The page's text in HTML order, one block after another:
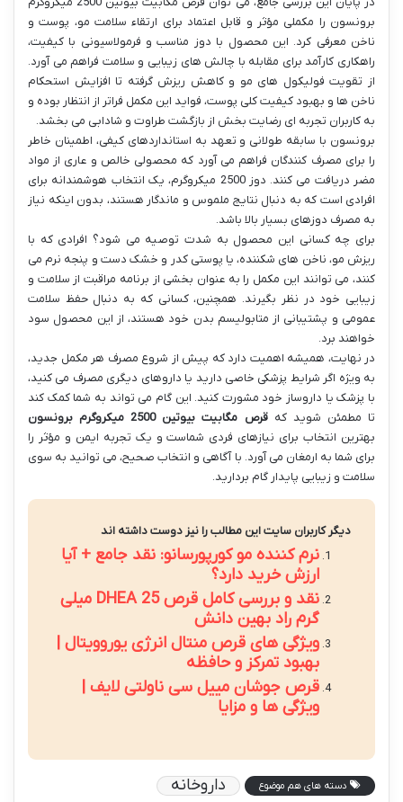
برونسون را مکملی مؤثر و قابل اعتماد برای ارتقاء سلامت مو، پوست و
ناخن معرفی کرد. این محصول با دوز مناسب و فرمولاسیونی با کیفیت،
راهکاری کارآمد برای مقابله با چالش های زیبایی و سلامت فراهم می آورد.
از تقویت فولیکول های مو و کاهش ریزش گرفته تا افزایش استحکام
ناخن ها و بهبود کیفیت کلی پوست، فواید این مکمل فراتر از انتظار بوده و
به کاربران تجربه ای رضایت بخش از بازگشت طراوت و شادابی می بخشد.
برونسون با سابقه طولانی و تعهد به استانداردهای کیفی، اطمینان خاطر
را برای مصرف کنندگان فراهم می آورد که محصولی خالص و عاری از مواد
مضر دریافت می کنند. دوز 2500 میکروگرم، یک انتخاب هوشمندانه برای
افرادی است که به دنبال نتایج ملموس و ماندگار هستند، بدون اینکه نیاز
به مصرف دوزهای بسیار بالا باشد.
برای چه کسانی این محصول به شدت توصیه می شود؟ افرادی که با
ریزش مو، ناخن های شکننده، یا پوستی کدر و خشک دست و پنجه نرم می
کنند، می توانند این مکمل را به عنوان بخشی از برنامه مراقبت از سلامت و
زیبایی خود در نظر بگیرند. همچنین، کسانی که به دنبال حفظ سلامت
عمومی و پشتیبانی از متابولیسم بدن خود هستند، از این محصول سود
خواهند برد.
در نهایت، همیشه اهمیت دارد که پیش از شروع مصرف هر مکمل جدید،
به ویژه اگر شرایط پزشکی خاصی دارید یا داروهای دیگری مصرف می کنید،
با پزشک یا داروساز خود مشورت کنید. این گام می تواند به شما کمک کند
تا مطمئن شوید کهقرص مگابیت بیوتین 2500 میکروگرم برونسون
بهترین انتخاب برای نیازهای فردی شماست و یک تجربه ایمن و مؤثر را
برای شما به ارمغان می آورد. با آگاهی و انتخاب صحیح، می توانید به سوی
سلامت و زیبایی پایدار گام بردارید.
دیگر کاربران سایت این مطالب را نیز دوست داشته اند
نرم کننده مو کورپورسانو: نقد جامع + آیا
ارزش خرید دارد؟
نقد و بررسی کامل قرص DHEA 25 میلی
گرم راد بهین دانش
ویژگی های قرص منتال انرژی یوروویتال |
بهبود تمرکز و حافظه
قرص جوشان مییل سی ناولتی لایف |
ویژگی ها و مزایا
دسته های هم موضوع داروخانه